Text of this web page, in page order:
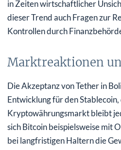
in Zeiten wirtschaftlicher
dieser Trend auch Fragen zur
Kontrollen durch
Marktreaktionen
Die Akzeptanz von Tether in
Entwicklung für den
Kryptowährungsmarkt bleibt
sich Bitcoin beispielsweise mit
bei langfristigen Haltern die